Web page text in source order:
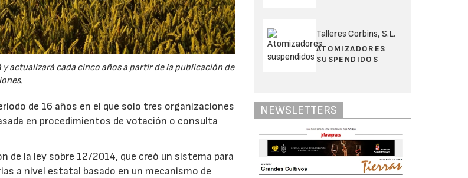
actualizará cada cinco años a partir de la publicación de
de 16 años en el que solo tres organizaciones
en procedimientos de votación o consulta
de la ley sobre 12/2014, que creó un sistema para
a nivel estatal basado en un mecanismo de
Talleres Corbins, S.L.
ATOMIZADORES
SUSPENDIDOS
NEWSLETTERS